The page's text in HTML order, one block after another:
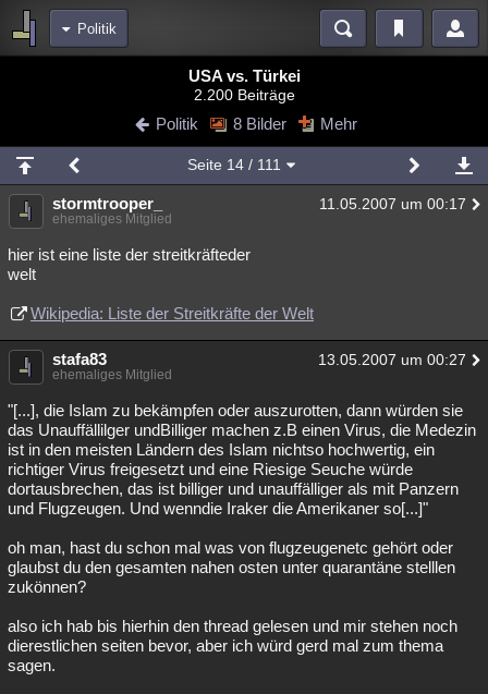
Politik
Blogs Videos
Chat Wiki Neuigkeiten
meine Rubriken
Menschen Wissenschaft Mystery Kriminalfälle
Spiritualität Verschwörungen
weitere Rubriken
Philosophie Literatur
Astronomie Helpdesk Gruppen Gaming Filme
Musik Clash Verbesserungen Allmystery English
Übersichten
Besucht Teilgenommen Alle Neue Geschlossen
Lesenswert Schlüsselwörter
USA vs. Türkei
2.200 Beiträge
Politik 8 Bilder Mehr
Seite 14/ 111
stormtrooper_ 11.05.2007 um 00:17
ehemaliges Mitglied
hier ist eine liste der streitkräfteder
welt
Wikipedia: Liste der Streitkräfte der Welt
stafa83 13.05.2007 um 00:27
ehemaliges Mitglied
"[...], die Islam zu bekämpfen oder auszurotten, dann würden sie
das Unauffällilger undBilliger machen z.B einen Virus, die Medezin
ist in den meisten Ländern des Islam nichtso hochwertig, ein
richtiger Virus freigesetzt und eine Riesige Seuche würde
dortausbrechen, das ist billiger und unauffälliger als mit Panzern
und Flugzeugen. Und wenndie Iraker die Amerikaner so[...]"
oh man, hast du schon mal was von flugzeugenetc gehört oder
glaubst du den gesamten nahen osten unter quarantäne stelllen
zukönnen?
also ich hab bis hierhin den thread gelesen und mir stehen noch
dierestlichen seiten bevor, aber ich würd gerd mal zum thema
sagen.